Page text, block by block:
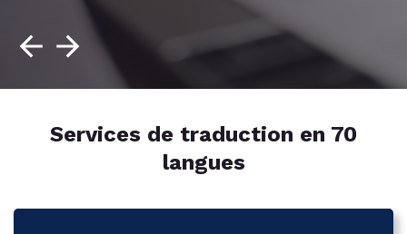
Services de traduction en 70
langues